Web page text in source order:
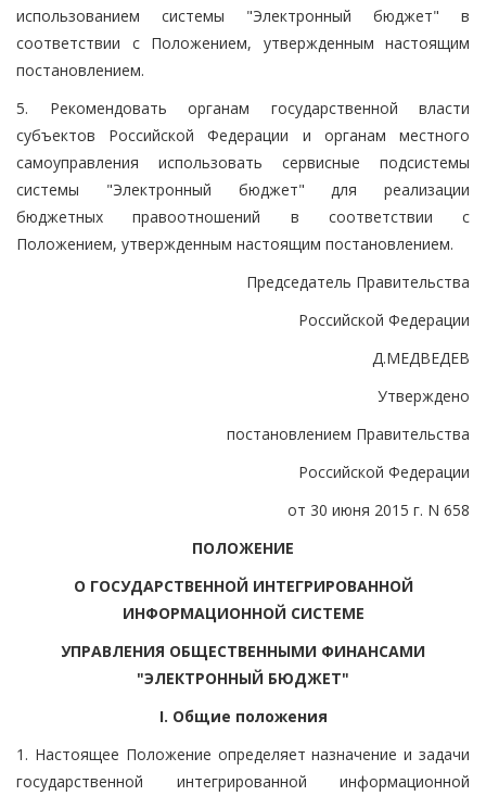
использованием системы "Электронный бюджет" в
соответствии с Положением, утвержденным настоящим
постановлением.
5. Рекомендовать органам государственной власти
субъектов Российской Федерации и органам местного
самоуправления использовать сервисные подсистемы
системы "Электронный бюджет" для реализации
бюджетных правоотношений в соответствии с
Положением, утвержденным настоящим постановлением.
Председатель Правительства
Российской Федерации
Д.МЕДВЕДЕВ
Утверждено
постановлением Правительства
Российской Федерации
от 30 июня 2015 г. N 658
ПОЛОЖЕНИЕ
О ГОСУДАРСТВЕННОЙ ИНТЕГРИРОВАННОЙ
ИНФОРМАЦИОННОЙ СИСТЕМЕ
УПРАВЛЕНИЯ ОБЩЕСТВЕННЫМИ ФИНАНСАМИ
"ЭЛЕКТРОННЫЙ БЮДЖЕТ"
I. Общие положения
1. Настоящее Положение определяет назначение и задачи
государственной интегрированной информационной